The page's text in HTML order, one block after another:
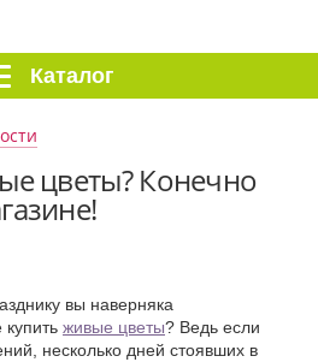
Каталог
цветы? Конечно
вы наверняка
живые цветы? Ведь если
несколько дней стоявших в